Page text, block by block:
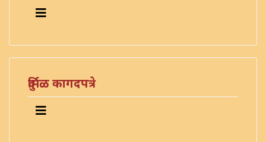
दुर्मिळ कागदपत्रे